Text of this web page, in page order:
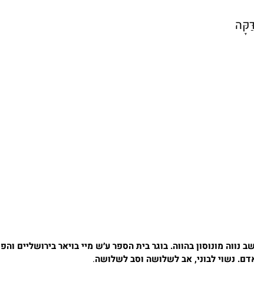
יליד רמת גן (1954) ותושב נווה מונוסון בהווה. בוגר בית הספר ע׳ש מיי בויאר
נשוי לבוני, אב לשלושה וסב לשלושה.